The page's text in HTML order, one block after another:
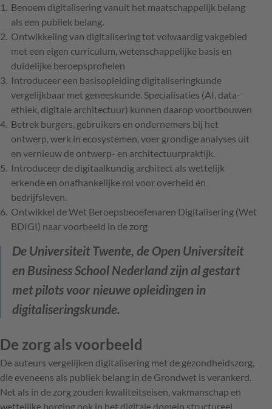
Benoem digitalisering vanuit het maatschappelijk belang
als een publiek belang.
Ontwikkeling van digitalisering tot volwaardig vakgebied
met een eigen curriculum, wetenschappelijke basis en
duidelijke beroepsprofielen
Introduceer een basisopleiding digitaliseringkunde
vergelijkbaar met geneeskunde. Specialisaties (AI, data-
ethiek, digitale architectuur) kunnen daarop voortbouwen
Betrek burgers, gebruikers en ondernemers bij het
ontwerp, werk in ecosystemen, voer grondige analyses uit
en vernieuw de ontwerp- en architectuurpraktijk.
Introduceer de digitaalkundig architect als wettelijk
erkende en onafhankelijke rol voor overheid én
bedrijfsleven.
Ontwikkel de Wet Beroepsbeoefenaren Digitalisering (Wet
BDIGI) naar voorbeeld in de zorg
De Universiteit Twente, de Open Universiteit
en Business School Nederland zijn al gestart
met pilots voor nieuwe opleidingen in
digitaliseringskunde.
De zorg als voorbeeld
De auteurs vergelijken digitalisering met de gezondheidszorg,
die eveneens als publiek belang in de Grondwet is verankerd.
Net als in de zorg zouden kwaliteitseisen, vakmanschap en
wettelijke borging ook in het digitale domein structureel